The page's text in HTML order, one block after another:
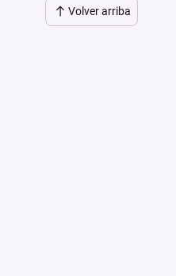
Volver arriba